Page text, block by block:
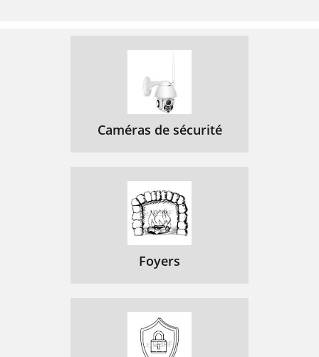
Caméras de sécurité
Foyers